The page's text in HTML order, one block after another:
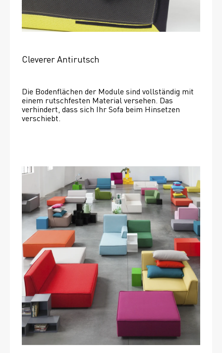
Cleverer Antirutsch
Die Bodenflächen der Module sind vollständig mit
einem rutschfesten Material versehen. Das
verhindert, dass sich Ihr Sofa beim Hinsetzen
verschiebt.